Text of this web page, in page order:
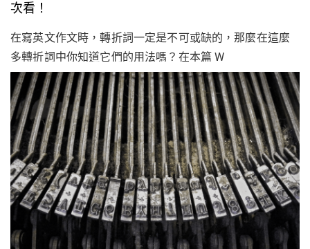
次看！
在寫英文作文時，轉折詞一定是不可或缺的，那麼在這麼
多轉折詞中你知道它們的用法嗎？在本篇 W